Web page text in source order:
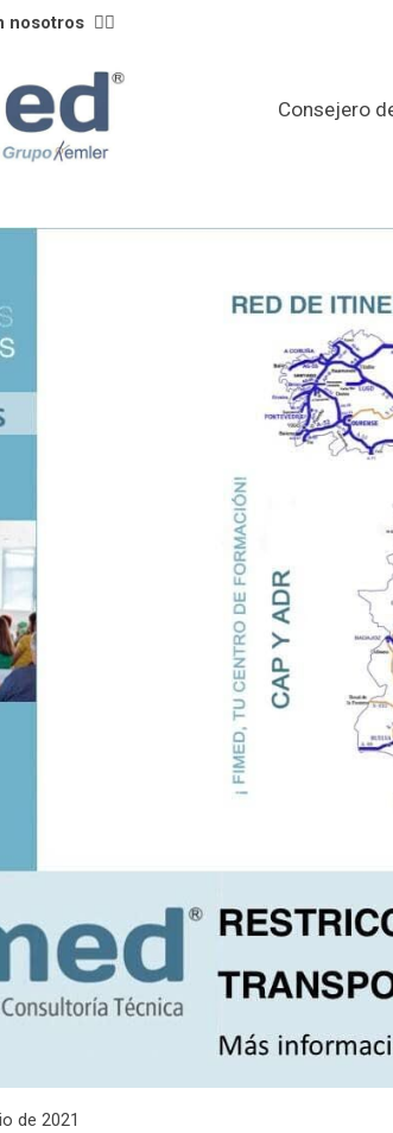
nosotros 👈🏼
Consejero
de 2021